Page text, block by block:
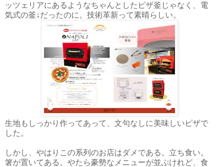
ッツェリアにあるようなちゃんとしたピザ釜じゃなく、電
気式の釜↓だったのに。技術革新って素晴らしい。
生地もしっかり作ってあって、文句なしに美味しいピザで
した。
しかし、やはりこの系列のお店はダメである。立ち食い。
箸が置いてある。やたら豪勢なメニューが並ぶけれど、食